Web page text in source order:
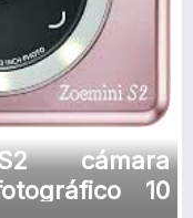
cámara
10